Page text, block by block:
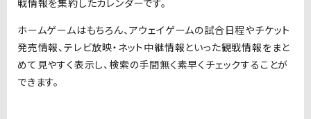
ホームゲームはもちろん、アウェイゲームの試合日程やチケット
発売情報、テレビ放映・ネット中継情報といった観戦情報をまと
めて見やすく表示し、検索の手間無く素早くチェックすることが
できます。